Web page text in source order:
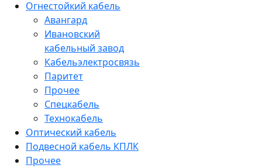
Огнестойкий кабель
Авангард
Ивановский
кабельный завод
Кабельэлектросвязь
Паритет
Прочее
Спецкабель
Технокабель
Оптический кабель
Подвесной кабель КПЛК
Прочее